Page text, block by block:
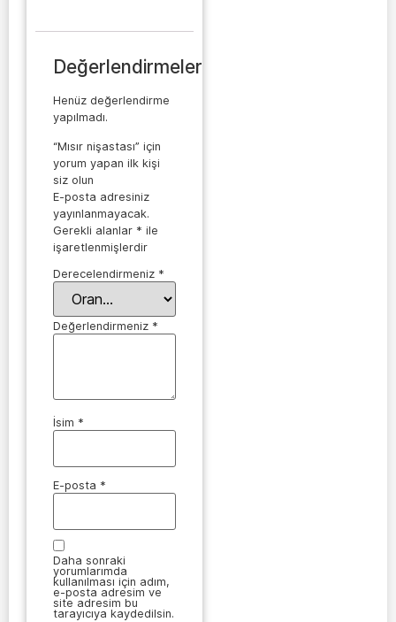
Değerlendirmeler
Henüz değerlendirme
yapılmadı.
“Mısır nişastası” için
yorum yapan ilk kişi
siz olun
E-posta adresiniz
yayınlanmayacak.
Gerekli alanlar * ile
işaretlenmişlerdir
Derecelendirmeniz *
Değerlendirmeniz *
İsim *
E-posta *
Daha sonraki
yorumlarımda
kullanılması için adım,
e-posta adresim ve
site adresim bu
tarayıcıya kaydedilsin.